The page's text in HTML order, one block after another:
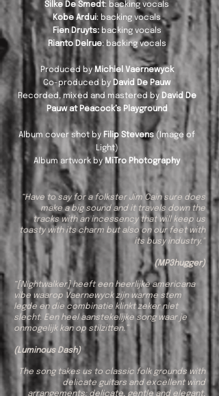
Silke De Smedt: backing vocals
Kobe Ardui: backing vocals
Fien Druyts:backing vocals
Rianto Delrue: backing vocals
Produced byMichiel Vaernewyck
Co-produced by David De Pauw
Recorded, mixed and mastered by David De
Pauw at Peacock’s Playground
Album cover shot by Filip Stevens(Image of
Light)
Album artwork byMiTro Photography
“Have to say for a folkster Jim Cain sure does
make a big sound and it travels down the
tracks with an incessency that will keep us
toasty with its charm but also on our feet with
its busy industry."
(MP3hugger)
“[Nightwalker] heeft een heerlijke americana
vibe waarop Vaernewyck zijn warme stem
legde en die combinatie klinkt zeker niet
slecht. Een heel aanstekelijke song waar je
onmogelijk kan op stilzitten.”
(Luminous Dash)
The song takes us to classic folk grounds with
delicate guitars and excellent wind
arrangements: delicate, gentle and elegant,